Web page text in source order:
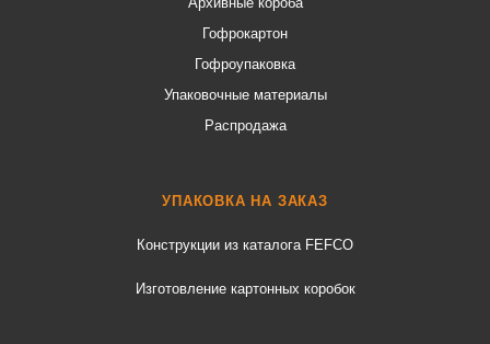
Гофрокартон
Гофроупаковка
Упаковочные материалы
Распродажа
УПАКОВКА НА ЗАКАЗ
Конструкции из каталога FEFCO
Изготовление картонных коробок